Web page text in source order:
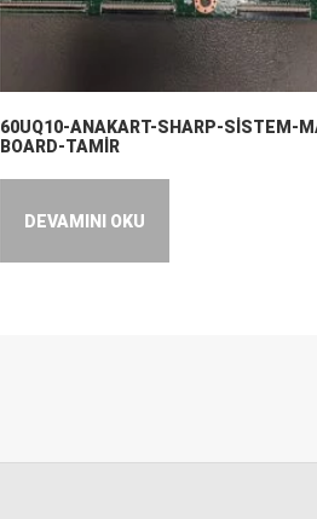
60UQ10-ANAKART-SHARP-SİSTEM-
BOARD-TAMİR
DEVAMINI OKU